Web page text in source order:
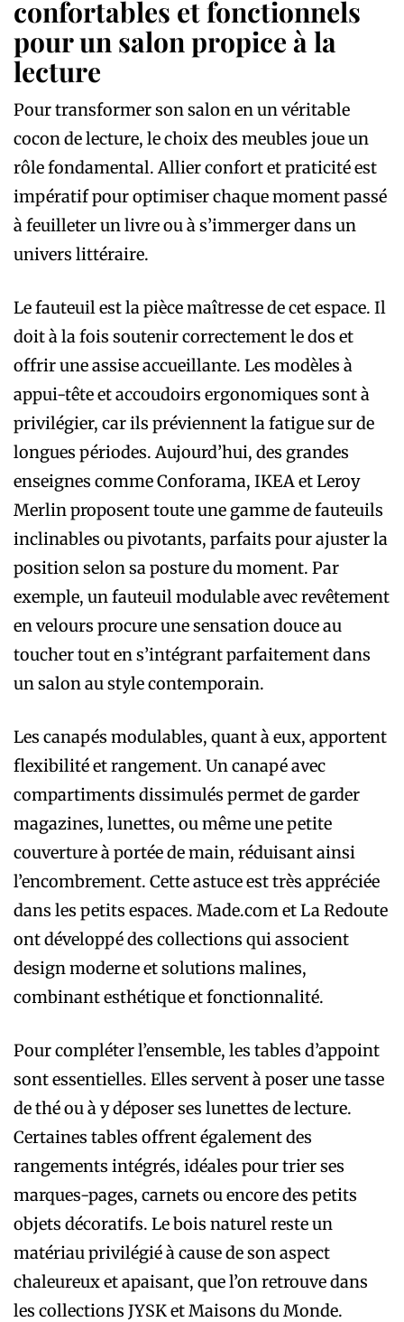
confortables et fonctionnels
pour un salon propice à la
lecture
Pour transformer son salon en un véritable
cocon de lecture, le choix des meubles joue un
rôle fondamental. Allier confort et praticité est
impératif pour optimiser chaque moment passé
à feuilleter un livre ou à s’immerger dans un
univers littéraire.
Le fauteuil est la pièce maîtresse de cet espace. Il
doit à la fois soutenir correctement le dos et
offrir une assise accueillante. Les modèles à
appui-tête et accoudoirs ergonomiques sont à
privilégier, car ils préviennent la fatigue sur de
longues périodes. Aujourd’hui, des grandes
enseignes comme Conforama, IKEA et Leroy
Merlin proposent toute une gamme de fauteuils
inclinables ou pivotants, parfaits pour ajuster la
position selon sa posture du moment. Par
exemple, un fauteuil modulable avec revêtement
en velours procure une sensation douce au
toucher tout en s’intégrant parfaitement dans
un salon au style contemporain.
Les canapés modulables, quant à eux, apportent
flexibilité et rangement. Un canapé avec
compartiments dissimulés permet de garder
magazines, lunettes, ou même une petite
couverture à portée de main, réduisant ainsi
l’encombrement. Cette astuce est très appréciée
dans les petits espaces. Made.com et La Redoute
ont développé des collections qui associent
design moderne et solutions malines,
combinant esthétique et fonctionnalité.
Pour compléter l’ensemble, les tables d’appoint
sont essentielles. Elles servent à poser une tasse
de thé ou à y déposer ses lunettes de lecture.
Certaines tables offrent également des
rangements intégrés, idéales pour trier ses
marques-pages, carnets ou encore des petits
objets décoratifs. Le bois naturel reste un
matériau privilégié à cause de son aspect
chaleureux et apaisant, que l’on retrouve dans
les collections JYSK et Maisons du Monde.